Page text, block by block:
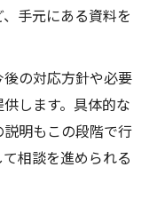
重要な初動対応
士からの注意
での証拠確保の
での事故直後相
手元にある資料を
の対応方針や必要
します。具体的な
明もこの段階で行
相談を進められる